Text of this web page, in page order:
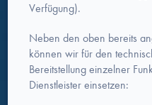
Verfügung).
Neben den oben bereits
können wir für den
Bereitstellung einzelner
Dienstleister einsetzen: